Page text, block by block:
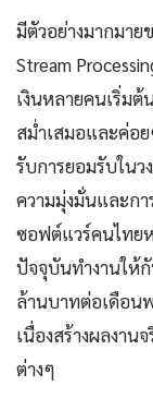
มีตัวอย่างมากมาย
Stream
เงินหลายคนเริ่ม
สม่ำเสมอและค่อ
รับการยอมรับใน
ความมุ่งมั่นและก
ซอฟต์แวร์คนไทยห
ปัจจุบันทำงานให้
ล้านบาทต่อเดือนพ
เนื่องสร้างผลงาน
ต่างๆ